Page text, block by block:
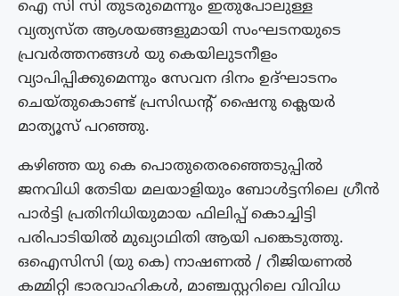
ഐ സി സി തുടരുമെന്നും ഇതുപോലുള്ള
വ്യത്യസ്ത ആശയങ്ങളുമായി സംഘടനയുടെ
പ്രവർത്തനങ്ങൾ യു കെയിലുടനീളം
വ്യാപിപ്പിക്കുമെന്നും സേവന ദിനം ഉദ്ഘാടനം
ചെയ്‌തുകൊണ്ട് പ്രസിഡന്റ്‌ ഷൈനു ക്ലെയർ
മാത്യൂസ് പറഞ്ഞു.
കഴിഞ്ഞ യു കെ പൊതുതെരഞ്ഞെടുപ്പിൽ
ജനവിധി തേടിയ മലയാളിയും ബോൾട്ടനിലെ ഗ്രീൻ
പാർട്ടി പ്രതിനിധിയുമായ ഫിലിപ്പ് കൊച്ചിട്ടി
പരിപാടിയിൽ മുഖ്യാഥിതി ആയി പങ്കെടുത്തു.
ഒഐസിസി (യു കെ) നാഷണൽ / റീജിയണൽ
കമ്മിറ്റി ഭാരവാഹികൾ, മാഞ്ചസ്റ്ററിലെ വിവിധ